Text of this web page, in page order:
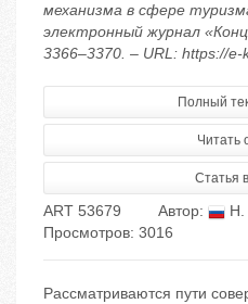
механизма в сфере
электронный журнал
3366–3370. – URL: https://
Полный
Читать
Статья
ART 53679 Автор:
Н.
Просмотров: 3016
Рассматриваются пути